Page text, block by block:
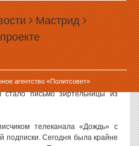
Мастрид
агентство «Политсовет»
готовы отказаться от подписки
Аудиторию возмутило то, что из
Белковским вырезали
Глинке.
разразился накануне в
письмо зиртельницы из
телеканала «Дождь» с
подписки. Сегодня была крайне